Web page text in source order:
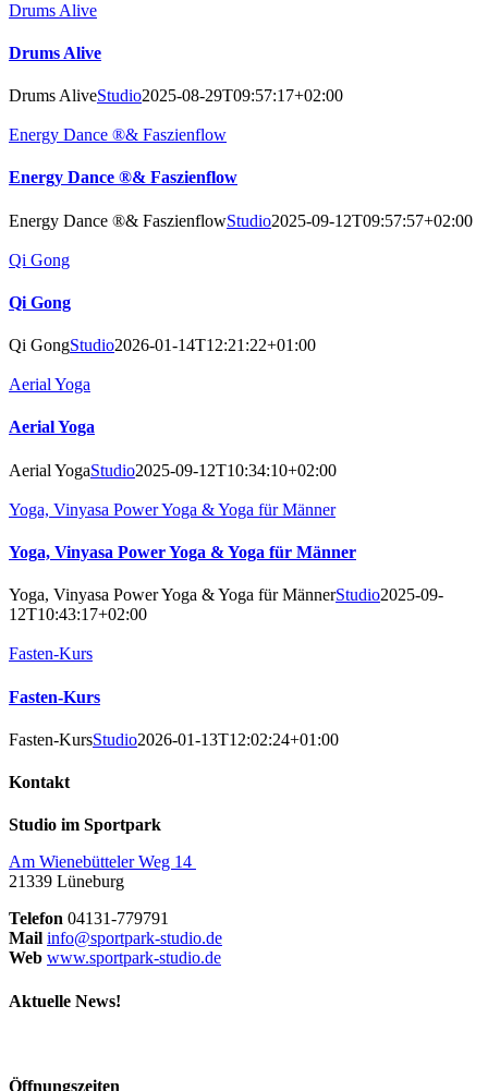
Drums Alive
Drums Alive
Drums AliveStudio2025-08-29T09:57:17+02:00
Energy Dance ®& Faszienflow
Energy Dance ®& Faszienflow
Energy Dance ®& FaszienflowStudio2025-09-12T09:57:57+02:00
Qi Gong
Qi Gong
Qi GongStudio2026-01-14T12:21:22+01:00
Aerial Yoga
Aerial Yoga
Aerial YogaStudio2025-09-12T10:34:10+02:00
Yoga, Vinyasa Power Yoga & Yoga für Männer
Yoga, Vinyasa Power Yoga & Yoga für Männer
Yoga, Vinyasa Power Yoga & Yoga für MännerStudio2025-09-
12T10:43:17+02:00
Fasten-Kurs
Fasten-Kurs
Fasten-KursStudio2026-01-13T12:02:24+01:00
Kontakt
Studio im Sportpark
Am Wienebütteler Weg 14
21339 Lüneburg
Telefon 04131-779791
Mail info@sportpark-studio.de
Web www.sportpark-studio.de
Aktuelle News!
Öffnungszeiten